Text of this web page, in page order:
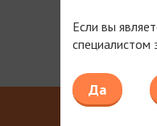
Мы
Если вы
специалистом
Да